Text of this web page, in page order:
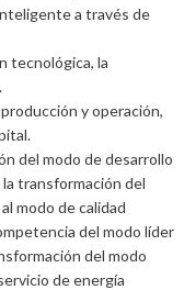
a través de
tecnológica, la
y operación,
del modo de desarrollo
transformación del
modo de calidad
del modo líder
del modo
de energía